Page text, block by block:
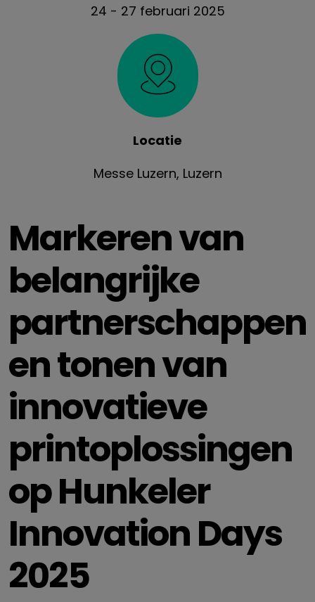
24 - 27 februari 2025
Locatie
Messe Luzern, Luzern
Markeren van
belangrijke
partnerschappen
en tonen van
innovatieve
printoplossingen
op Hunkeler
Innovation Days
2025